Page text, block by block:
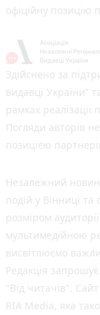
офіційну позицію
Здійснено за
видавці України”
рамках реалізації
Погляди авторів
позицією
Незалежний
подій у Вінниці
розміром
мультимедійною
висвітлюємо
Редакція
"Від читачів".
RIA Media, яка